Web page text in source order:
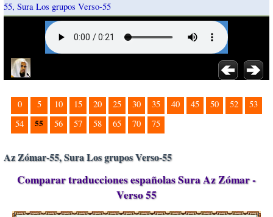
55, Sura Los grupos Verso-55
0 5 10 15 20 25 30 35 40 45 50 52
53
54
55 56 57 58 65 70 75
Az Zómar-55, Sura Los grupos Verso-55
Comparar traducciones españolas Sura Az Zómar -
Verso 55